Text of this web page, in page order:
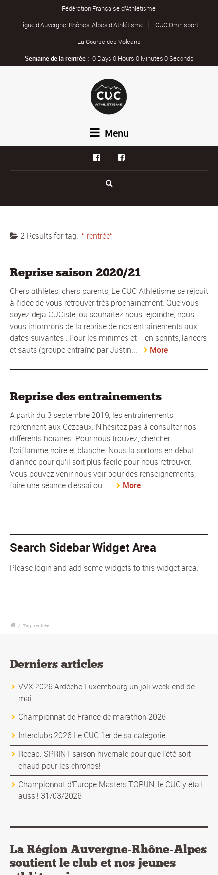
Fédération Française d’Athlétisme
Ligue d’Auvergne-Rhônes-Alpes d’Athlétisme
CUC Omnisport
La Course des Volcans
Semaine de la rentrée : 0 Days 0 Hours 0 Minutes 0 Seconds
Menu
2 Results fortag: rentrée
Reprise saison 2020/21
Chers athlètes, chers parents, Le CUC Athlétisme se réjouit
à l'idée de vous retrouver très prochainement. Que vous
soyez déjà CUCiste, ou souhaitez nous rejoindre, nous
vous informons de la reprise de nos entrainements aux
dates suivantes : Pour les minimes et + en sprints, lancers
et sauts (groupe entraîné par Justin...
More
Reprise des entrainements
A partir du 3 septembre 2019, les entrainements
reprennent aux Cézeaux. N'hésitez pas à consulter nos
différents horaires. Pour nous trouvez, chercher
l'oriflamme noire et blanche. Nous la sortons en début
d'année pour qu'il soit plus facile pour nous retrouver.
Vous pouvez venir nous voir pour des renseignements,
faire une séance d'essai ou ...
More
Search Sidebar Widget Area
Please login and add some widgets to this widget area.
/ Tag: rentrée
Derniers articles
VVX 2026 Ardèche Luxembourg un joli week end de
mai
Championnat de France de marathon 2026
Interclubs 2026 Le CUC 1er de sa catégorie
Recap. SPRINT saison hivernale pour que l'été soit
chaud pour les chronos!
Championnat d'Europe Masters TORUN, le CUC y était
aussi! 31/03/2026
La Région Auvergne-Rhône-Alpes
soutient le club et nos jeunes